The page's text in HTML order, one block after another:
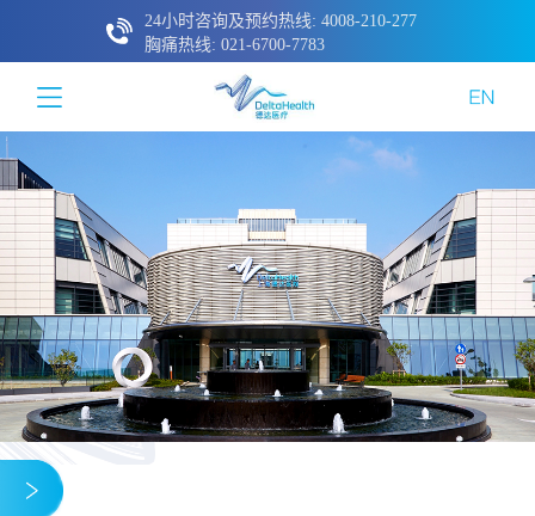
24小时咨询及预约热线: 4008-210-277
胸痛热线: 021-6700-7783